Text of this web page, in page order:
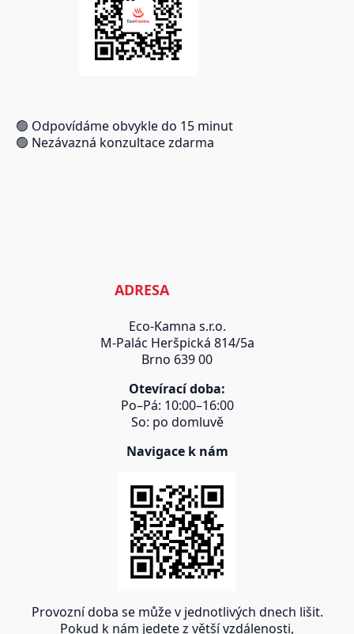
🟢 Odpovídáme obvykle do 15 minut
🟢 Nezávazná konzultace zdarma
ADRESA
Eco-Kamna s.r.o.
M-Palác Heršpická 814/5a
Brno 639 00
Otevírací doba:
Po–Pá: 10:00–16:00
So: po domluvě
Navigace k nám
Provozní doba se může v jednotlivých dnech lišit.
Pokud k nám jedete z větší vzdálenosti,